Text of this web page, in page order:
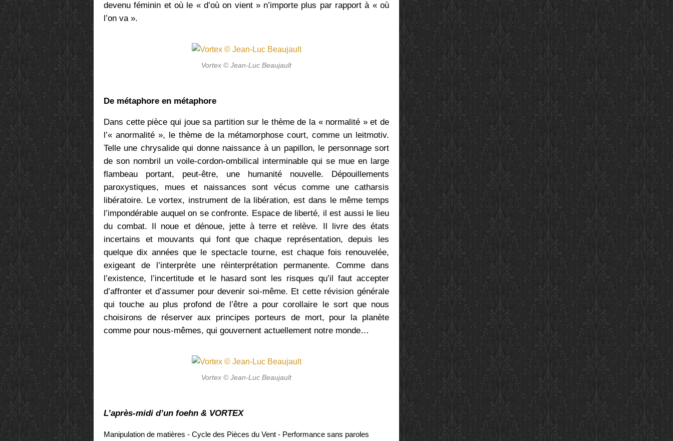
devenu féminin et où le « d’où on vient » n’importe plus par rapport à « où
l’on va ».
Vortex © Jean-Luc Beaujault
De métaphore en métaphore
Dans cette pièce qui joue sa partition sur le thème de la « normalité » et de
l’« anormalité », le thème de la métamorphose court, comme un leitmotiv.
Telle une chrysalide qui donne naissance à un papillon, le personnage sort
de son nombril un voile-cordon-ombilical interminable qui se mue en large
flambeau portant, peut-être, une humanité nouvelle. Dépouillements
paroxystiques, mues et naissances sont vécus comme une catharsis
libératoire. Le vortex, instrument de la libération, est dans le même temps
l’impondérable auquel on se confronte. Espace de liberté, il est aussi le lieu
du combat. Il noue et dénoue, jette à terre et relève. Il livre des états
incertains et mouvants qui font que chaque représentation, depuis les
quelque dix années que le spectacle tourne, est chaque fois renouvelée,
exigeant de l’interprète une réinterprétation permanente. Comme dans
l’existence, l’incertitude et le hasard sont les risques qu’il faut accepter
d’affronter et d’assumer pour devenir soi-même. Et cette révision générale
qui touche au plus profond de l’être a pour corollaire le sort que nous
choisirons de réserver aux principes porteurs de mort, pour la planète
comme pour nous-mêmes, qui gouvernent actuellement notre monde…
Vortex © Jean-Luc Beaujault
L’après-midi d’un foehn & VORTEX
Manipulation de matières - Cycle des Pièces du Vent - Performance sans paroles